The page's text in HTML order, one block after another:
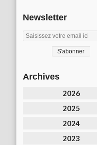
Newsletter
Archives
2026
2025
2024
2023